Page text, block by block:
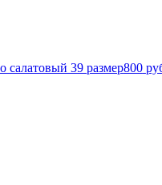
салатовый 39 размер800